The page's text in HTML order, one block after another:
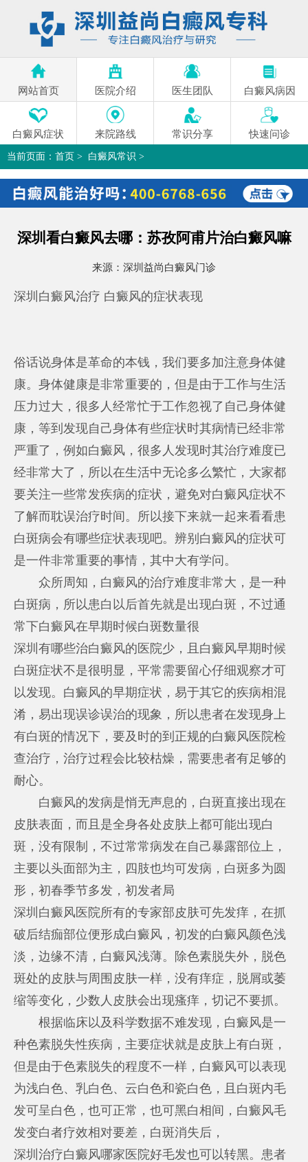
网站首页 医院介绍 医生团队 白癜风病因
白癜风症状 来院路线 常识分享 快速问诊
当前页面： 首页 > 白癜风常识 >
深圳看白癜风去哪：苏孜阿甫片治白癜风嘛>
深圳看白癜风去哪：苏孜阿甫片治白癜风嘛
来源： 深圳益尚白癜风门诊
深圳白癜风治疗 白癜风的症状表现
俗话说身体是革命的本钱，我们要多加注意身体健
康。身体健康是非常重要的，但是由于工作与生活
压力过大，很多人经常忙于工作忽视了自己身体健
康，等到发现自己身体有些症状时其病情已经非常
严重了，例如白癜风，很多人发现时其治疗难度已
经非常大了，所以在生活中无论多么繁忙，大家都
要关注一些常发疾病的症状，避免对白癜风症状不
了解而耽误治疗时间。所以接下来就一起来看看患
白斑病会有哪些症状表现吧。辨别白癜风的症状可
是一件非常重要的事情，其中大有学问。
众所周知，白癜风的治疗难度非常大，是一种
白斑病，所以患白以后首先就是出现白斑，不过通
常下白癜风在早期时候白斑数量很
深圳有哪些治白癜风的医院少，且白癜风早期时候
白斑症状不是很明显，平常需要留心仔细观察才可
以发现。白癜风的早期症状，易于其它的疾病相混
淆，易出现误诊误治的现象，所以患者在发现身上
有白斑的情况下，要及时的到正规的白癜风医院检
查治疗，治疗过程会比较枯燥，需要患者有足够的
耐心。
白癜风的发病是悄无声息的，白斑直接出现在
皮肤表面，而且是全身各处皮肤上都可能出现白
斑，没有限制，不过常常病发在自己暴露部位上，
主要以头面部为主，四肢也均可发病，白斑多为圆
形，初春季节多发，初发者局
深圳白癜风医院所有的专家部皮肤可先发痒，在抓
破后结痂部位便形成白癜风，初发的白癜风颜色浅
淡，边缘不清，白癜风浅薄。除色素脱失外，脱色
斑处的皮肤与周围皮肤一样，没有痒症，脱屑或萎
缩等变化，少数人皮肤会出现瘙痒，切记不要抓。
根据临床以及科学数据不难发现，白癜风是一
种色素脱失性疾病，主要症状就是皮肤上有白斑，
但是由于色素脱失的程度不一样，白癜风可以表现
为浅白色、乳白色、云白色和瓷白色，且白斑内毛
发可呈白色，也可正常，也可黑白相间，白癜风毛
发变白者疗效相对要差，白斑消失后，
深圳治疗白癜风哪家医院好毛发也可以转黑。患者